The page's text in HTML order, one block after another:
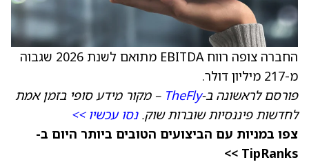
החברה צופה רווח EBITDA מתואם לשנת 2026 שגבוה
מ-217 מיליון דולר.
פורסם לראשונה ב-TheFly – מקור מידע סופי בזמן אמת
לחדשות פיננסיות שוברות שוק.נסו עכשיו >>
צפו במניות עם הביצועים הטובים ביותר היום ב-
TipRanks >>